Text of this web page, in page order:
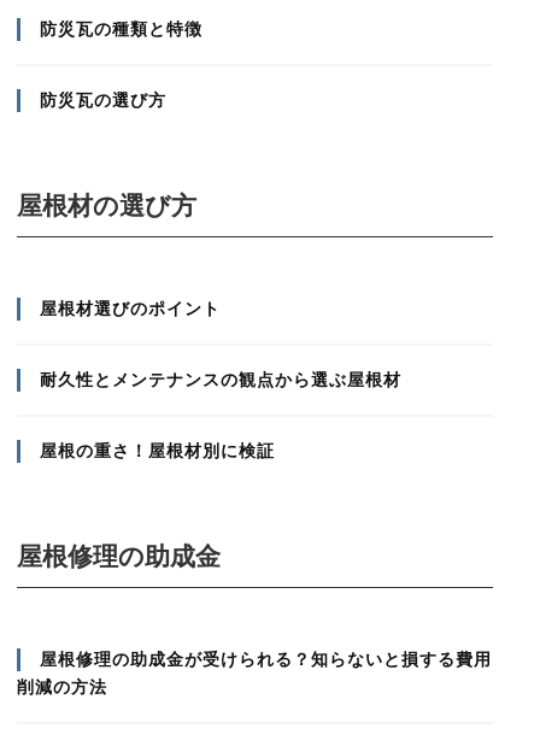
防災瓦の種類と特徴
防災瓦の選び方
屋根材の選び方
屋根材選びのポイント
耐久性とメンテナンスの観点から選ぶ屋根材
屋根の重さ！屋根材別に検証
屋根修理の助成金
屋根修理の助成金が受けられる？知らないと損する費用
削減の方法